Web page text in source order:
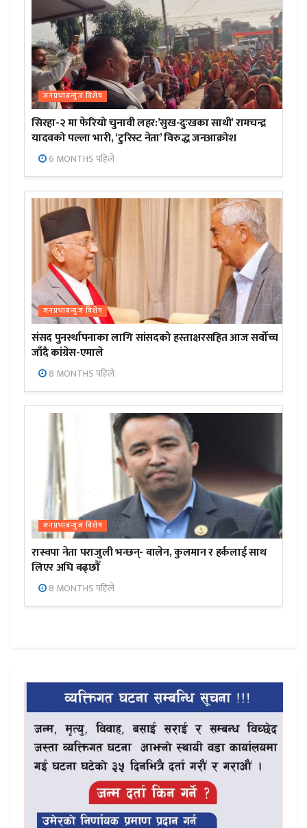
जनप्रभाबन्युज विशेष
सिरहा-२ मा फेरियो चुनावी लहर:’सुख-दुःखका साथी’ रामचन्द्र
यादवको पल्ला भारी, ‘टुरिस्ट नेता’ विरुद्ध जनआक्रोश
6 MONTHS पहिले
जनप्रभाबन्युज विशेष
संसद पुनर्स्थापनाका लागि सांसदको हस्ताक्षरसहित आज सर्वोच्च
जाँदै कांग्रेस-एमाले
8 MONTHS पहिले
जनप्रभाबन्युज विशेष
रास्वपा नेता पराजुली भन्छन्- बालेन, कुलमान र हर्कलाई साथ
लिएर अघि बढ्छौँ
8 MONTHS पहिले